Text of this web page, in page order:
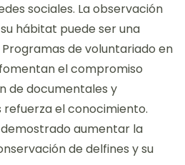
sociales. La observación
hábitat puede ser una
de voluntariado en
el compromiso
de documentales y
el conocimiento.
aumentar la
de delfines y su